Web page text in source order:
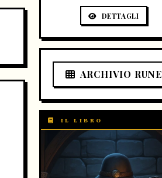
DETTAGLI
ARCHIVIO RUNE
IL LIBRO